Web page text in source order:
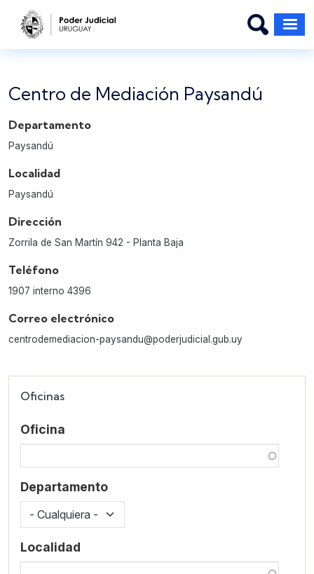
Pasar al contenido principal
Centro de Mediación Paysandú
Departamento
Paysandú
Localidad
Paysandú
Dirección
Zorrila de San Martín 942 - Planta Baja
Teléfono
1907 interno 4396
Correo electrónico
centrodemediacion-paysandu@poderjudicial.gub.uy
Oficinas
Oficina
Departamento
Localidad